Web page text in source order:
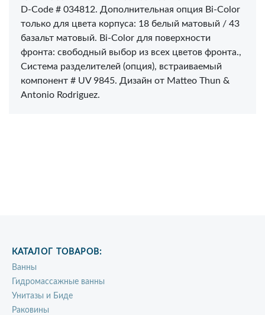
D-Code # 034812. Дополнительная опция Bi-Color
только для цвета корпуса: 18 белый матовый / 43
базальт матовый. Bi-Color для поверхности
фронта: свободный выбор из всех цветов фронта.,
Система разделителей (опция), встраиваемый
компонент # UV 9845. Дизайн от Matteo Thun &
Antonio Rodriguez.
КАТАЛОГ ТОВАРОВ:
Ванны
Гидромассажные ванны
Унитазы и Биде
Раковины